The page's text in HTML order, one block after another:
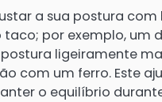
a sua postura com
taco; por exemplo, um
ligeiramente
com um ferro. Este
o equilíbrio